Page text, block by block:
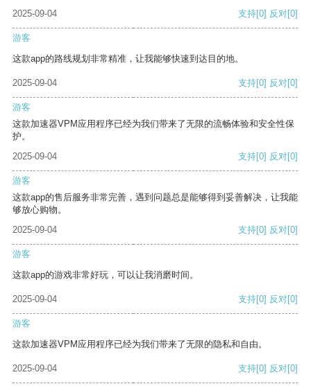
2025-09-04
支持[0] 反对[0]
游客
这款app的路线规划非常精准，让我能够快速到达目的地。
2025-09-04 支持[0] 反对[0]
游客
这款加速器VPM应用程序已经为我们带来了无限的流畅体验和安全性保
护。
2025-09-04
支持[0] 反对[0]
游客
这款app的售后服务非常完善，遇到问题总是能够得到妥善解决，让我能
够放心购物。
2025-09-04
支持[0] 反对[0]
游客
这款app的游戏非常好玩，可以让我消磨时间。
2025-09-04 支持[0] 反对[0]
游客
这款加速器VPM应用程序已经为我们带来了无限的隐私和自由。
2025-09-04 支持[0] 反对[0]